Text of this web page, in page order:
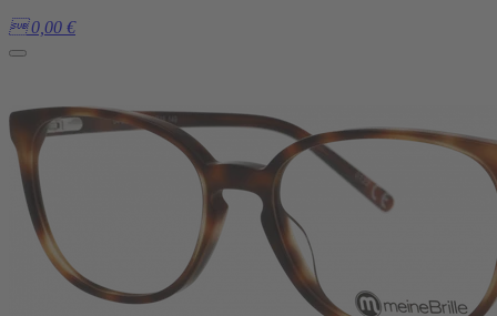
 0,00 €